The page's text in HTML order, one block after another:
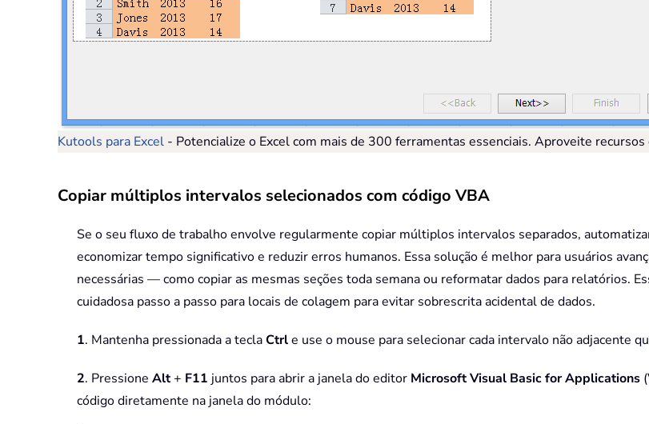
Kutools para Excel - Potencialize o Excel com mais de 300 ferramentas essenciais. Aproveite
Copiar múltiplos intervalos selecionados com código VBA
Se o seu fluxo de trabalho envolve regularmente copiar múltiplos intervalos separados,
economizar tempo significativo e reduzir erros humanos. Essa solução é melhor para usuários
necessárias — como copiar as mesmas seções toda semana ou reformatar dados para relatórios.
cuidadosa passo a passo para locais de colagem para evitar sobrescrita acidental de dados.
1. Mantenha pressionada a teclaCtrle use o mouse para selecionar cada intervalo não adjacente
2. Pressione Alt+ F11 juntos para abrir a janela do editor Microsoft Visual Basic for Applications
código diretamente na janela do módulo: